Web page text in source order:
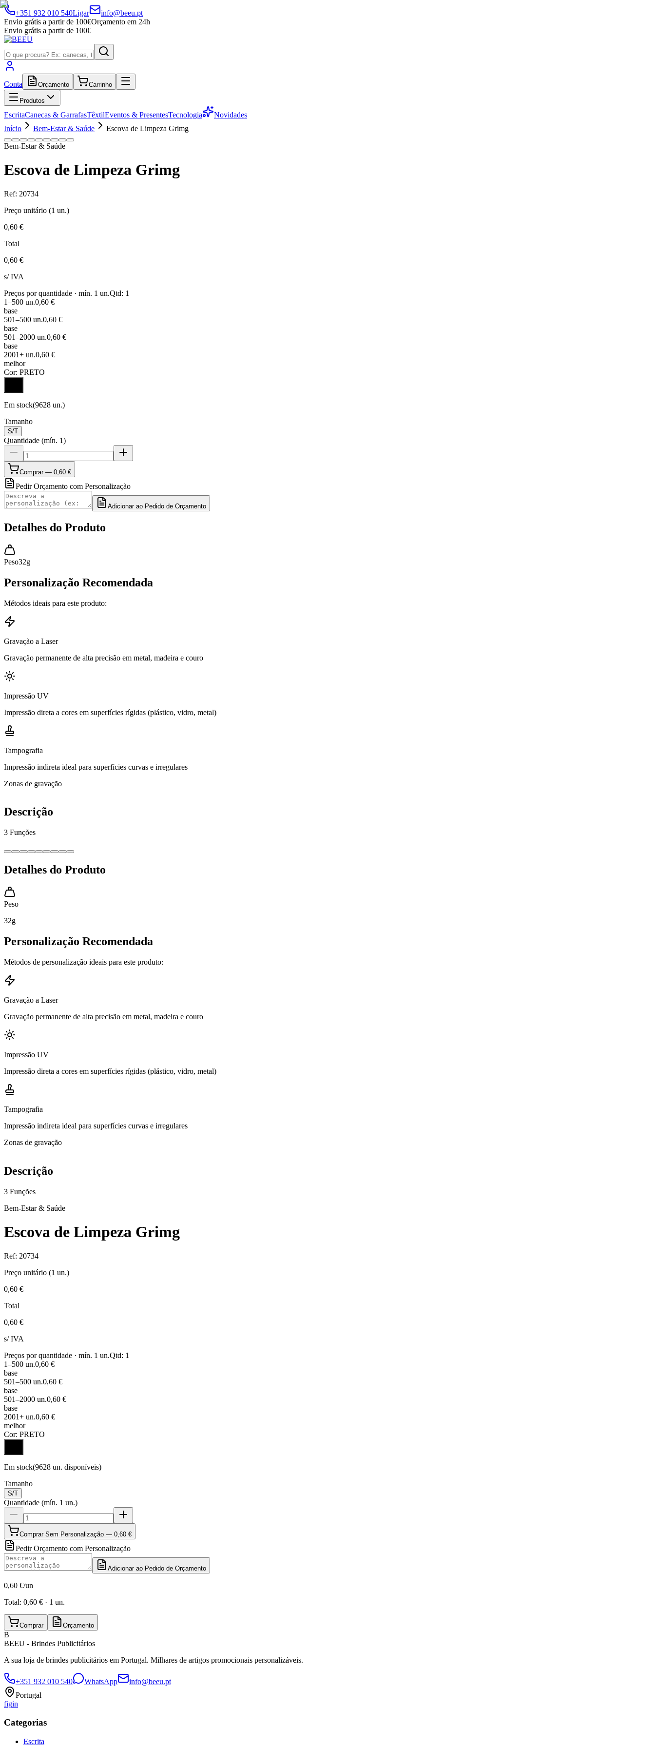
+351 932 010 540Ligar
info@beeu.pt
Envio grátis a partir de 100€Orçamento em 24h
Envio grátis a partir de 100€
Conta Orçamento Carrinho
Produtos
EscritaCanecas & GarrafasTêxtilEventos & PresentesTecnologia
Novidades
Início
Bem-Estar & Saúde Escova de Limpeza Grimg
Bem-Estar & Saúde
Escova de Limpeza Grimg
Ref: 20734
Preço unitário (1 un.)
0,60 €
Total
0,60 €
s/ IVA
Preços por quantidade · mín. 1 un.Qtd: 1
1–500 un.0,60 €
base
501–500 un.0,60 €
base
501–2000 un.0,60 €
base
2001+ un.0,60 €
melhor
Cor: PRETO
Em stock(9628 un.)
Tamanho
S/T
Quantidade (mín. 1)
Comprar — 0,60 €
Pedir Orçamento com Personalização
Adicionar ao Pedido de Orçamento
Detalhes do Produto
Peso32g
Personalização Recomendada
Métodos ideais para este produto:
Gravação a Laser
Gravação permanente de alta precisão em metal, madeira e couro
Impressão UV
Impressão direta a cores em superfícies rígidas (plástico, vidro, metal)
Tampografia
Impressão indireta ideal para superfícies curvas e irregulares
Zonas de gravação
Descrição
3 Funções
Detalhes do Produto
Peso
32g
Personalização Recomendada
Métodos de personalização ideais para este produto:
Gravação a Laser
Gravação permanente de alta precisão em metal, madeira e couro
Impressão UV
Impressão direta a cores em superfícies rígidas (plástico, vidro, metal)
Tampografia
Impressão indireta ideal para superfícies curvas e irregulares
Zonas de gravação
Descrição
3 Funções
Bem-Estar & Saúde
Escova de Limpeza Grimg
Ref: 20734
Preço unitário (1 un.)
0,60 €
Total
0,60 €
s/ IVA
Preços por quantidade · mín. 1 un.Qtd: 1
1–500 un.0,60 €
base
501–500 un.0,60 €
base
501–2000 un.0,60 €
base
2001+ un.0,60 €
melhor
Cor: PRETO
Em stock(9628 un. disponíveis)
Tamanho
S/T
Quantidade (mín. 1 un.)
Comprar Sem Personalização — 0,60 €
Pedir Orçamento com Personalização
Adicionar ao Pedido de Orçamento
0,60 €/un
Total: 0,60 € · 1 un.
Comprar Orçamento
B
BEEU - Brindes Publicitários
A sua loja de brindes publicitários em Portugal. Milhares de artigos promocionais personalizáveis.
+351 932 010 540 WhatsApp
info@beeu.pt
Portugal
figin
Categorias
Escrita